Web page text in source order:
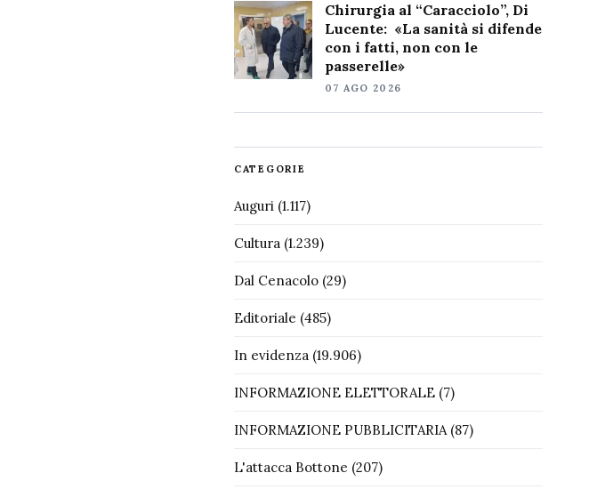
Chirurgia al “Caracciolo”, Di
Lucente: «La sanità si difende
con i fatti, non con le
passerelle»
07 AGO 2026
CATEGORIE
Auguri(1.117)
Cultura(1.239)
Dal Cenacolo(29)
Editoriale (485)
In evidenza(19.906)
INFORMAZIONE ELETTORALE(7)
INFORMAZIONE PUBBLICITARIA(87)
L'attacca Bottone (207)